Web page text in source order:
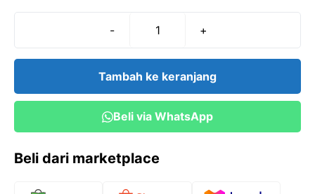
-
Kuantitas
0,05N
Nitrat)
cc)
+
Tambah ke keranjang
Beli via WhatsApp
Beli dari marketplace